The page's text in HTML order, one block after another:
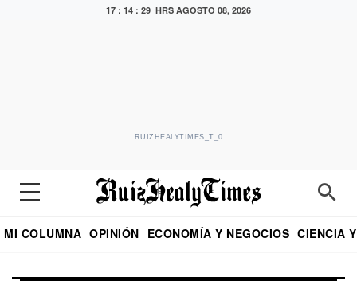
17 : 14 : 29 HRS AGOSTO 08, 2026
RUIZHEALYTIMES_T_0
MI COLUMNA OPINIÓN ECONOMÍA Y NEGOCIOS CIENCIA